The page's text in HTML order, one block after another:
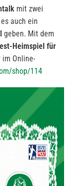
mit zwei
auch ein
geben. Mit dem
Heimspiel für
im Online-
shop/114